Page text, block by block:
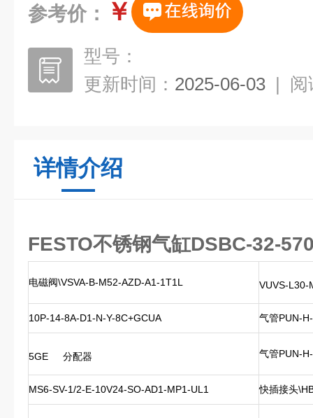
参考价： ￥
型号：
更新时间： 2025-06-03 | 阅
详情介绍
FESTO不锈钢气缸DSBC-32-
电磁阀\VSVA-B-M52-AZD-A1-1T1L VUVS-L30-
10P-14-8A-D1-N-Y-8C+GCUA 气管PUN-
5GE 分配器 气管PUN-
MS6-SV-1/2-E-10V24-SO-AD1-MP1-UL1 快插接头